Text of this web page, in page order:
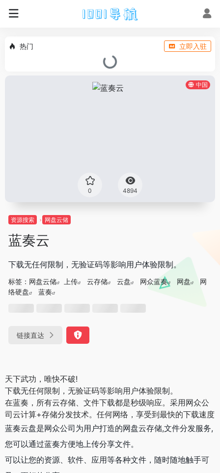
热门 立即入驻
中国
0 4894
资源搜索 网盘云储
蓝奏云
下载无任何限制，无验证码等影响用户体验限制。
标签： 网盘云储 上传 云存储 云盘 网众蓝奏 网盘
网
络硬盘
蓝奏
链接直达
天下武功，唯快不破!
下载无任何限制，无验证码等影响用户体验限制。
在蓝奏，所有云存储、文件下载都是秒级响应。采用网众公
司云计算+存储分发技术。任何网络，享受到最快的下载速度
蓝奏云盘是网众公司为用户打造的网盘云存储,文件分发服务,
您可以通过蓝奏方便地上传分享文件。
可以让您的资源、软件、应用等各种文件，随时随地触手可